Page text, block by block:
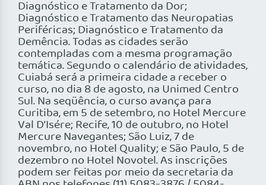
Diagnóstico e Tratamento da Dor;
Diagnóstico e Tratamento das Neuropatias
Periféricas; Diagnóstico e Tratamento da
Demência. Todas as cidades serão
contempladas com a mesma programação
temática. Segundo o calendário de atividades,
Cuiabá será a primeira cidade a receber o
curso, no dia 8 de agosto, na Unimed Centro
Sul. Na seqüência, o curso avança para
Curitiba, em 5 de setembro, no Hotel Mercure
Val D’Isére; Recife, 10 de outubro, no Hotel
Mercure Navegantes; São Luiz, 7 de
novembro, no Hotel Quality; e São Paulo, 5 de
dezembro no Hotel Novotel. As inscrições
podem ser feitas por meio da secretaria da